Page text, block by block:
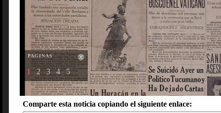
PAGINAS
1 2 3 4 5
Comparte esta noticia copiando el siguiente enlace: